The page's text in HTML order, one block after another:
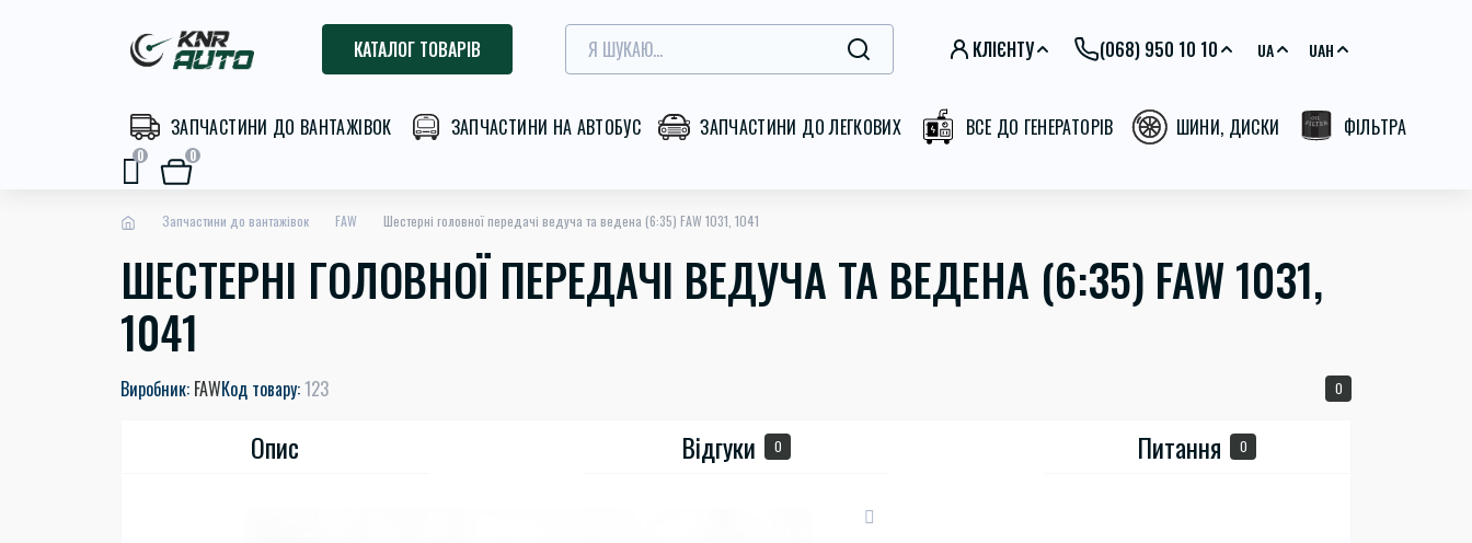
КАТАЛОГ ТОВАРІВ КЛІЄНТУ (068) 950 10 10 UA UAH
ЗАПЧАСТИНИ ДО ВАНТАЖІВОК ЗАПЧАСТИНИ НА АВТОБУС ЗАПЧАСТИНИ ДО ЛЕГКОВИХ ВСЕ ДО ГЕНЕРАТОРІВ ШИНИ, ДИСКИ ФІЛЬТРА
0 0
Запчастини до вантажівок FAW Шестерні головної передачі ведуча та ведена (6:35) FAW 1031, 1041
ШЕСТЕРНІ ГОЛОВНОЇ ПЕРЕДАЧІ ВЕДУЧА ТА ВЕДЕНА (6:35) FAW 1031,
1041
Виробник: FAWКод товару: 123 0
Опис Відгуки 0 Питання 0